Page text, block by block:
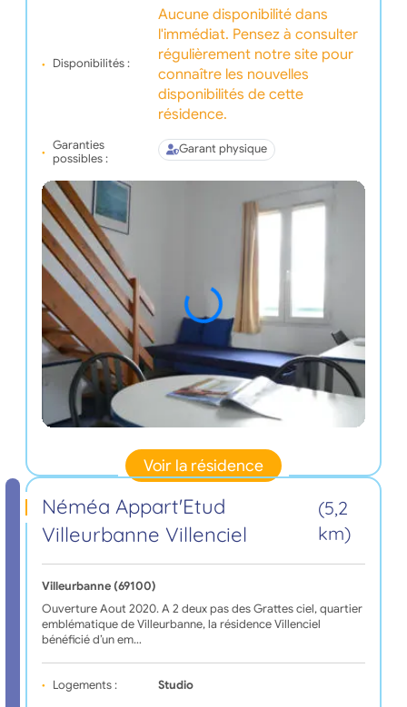
Disponibilités :
Aucune disponibilité dans
l'immédiat. Pensez à consulter
régulièrement notre site pour
connaître les nouvelles
disponibilités de cette
résidence.
Garanties
possibles :
Garant physique
Voir la résidence
Néméa Appart'Etud
Villeurbanne Villenciel
(5,2
km)
Villeurbanne (69100)
Ouverture Aout 2020. A 2 deux pas des Grattes ciel, quartier
emblématique de Villeurbanne, la résidence Villenciel
bénéficié d’un em…
Logements : Studio